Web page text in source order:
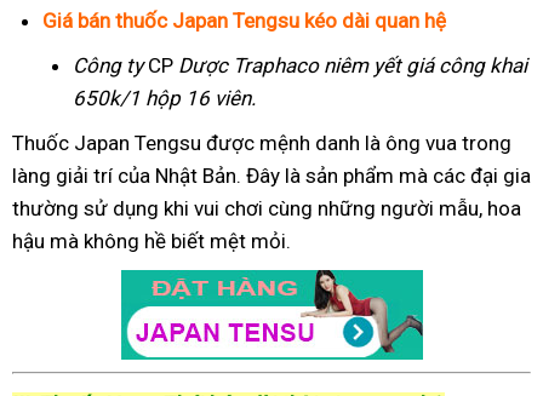
Giá bán thuốc Japan Tengsu kéo dài quan hệ
Công tyCP Dược Traphaconiêm yết giá công khai
650k/1 hộp 16 viên.
Thuốc Japan Tengsu được mệnh danh là ông vua trong
làng giải trí của Nhật Bản. Đây là sản phẩm mà các đại gia
thường sử dụng khi vui chơi cùng những người mẫu, hoa
hậu mà không hề biết mệt mỏi.